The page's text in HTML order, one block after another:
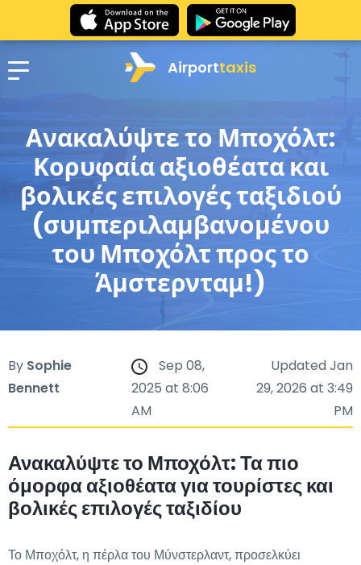
Airporttaxis
Ανακαλύψτε το Μποχόλτ:
Κορυφαία αξιοθέατα και
βολικές επιλογές ταξιδιού
(συμπεριλαμβανομένου
του Μποχόλτ προς το
Άμστερνταμ!)
By Sophie
Bennett
Sep 08,
2025 at 8:06
AM
Updated Jan
29, 2026 at 3:49
PM
Ανακαλύψτε το Μποχόλτ: Τα πιο
όμορφα αξιοθέατα για τουρίστες και
βολικές επιλογές ταξιδίου
Το Μποχόλτ, η πέρλα του Μύνστερλαντ, προσελκύει